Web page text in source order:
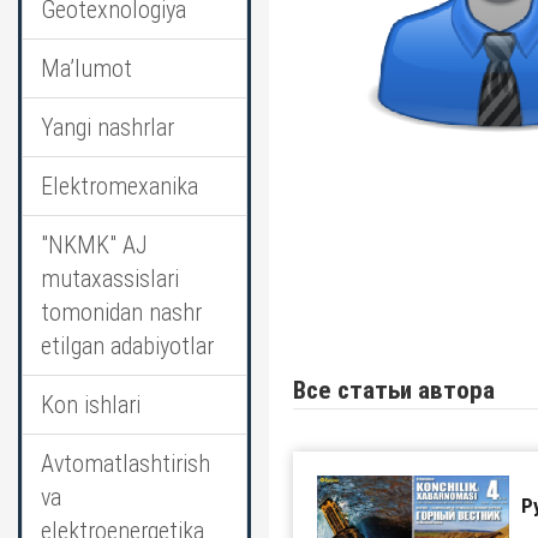
Geotexnologiya
Ma’lumot
Yangi nashrlar
Elektromexanika
"NKMK" AJ
mutaxassislari
tomonidan nashr
etilgan adabiyotlar
Kon ishlari
Avtomatlashtirish
va
elektroenergetika
Все статьи автора